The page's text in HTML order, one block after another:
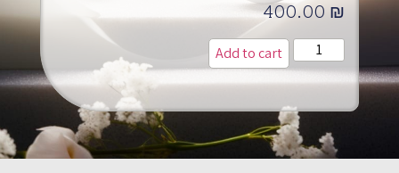
400.00 ₪
Add to cart